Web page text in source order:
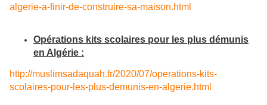
algerie-a-finir-de-construire-sa-maison.html
Opérations kits scolaires pour les plus démunis
en Algérie :
http://muslimsadaquah.fr/2020/07/operations-kits-
scolaires-pour-les-plus-demunis-en-algerie.html